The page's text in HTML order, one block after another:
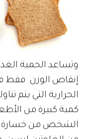
وتساعد الحمية
إنقاص الوزن فقط
كمية كبيرة من
الشخص من خسارة